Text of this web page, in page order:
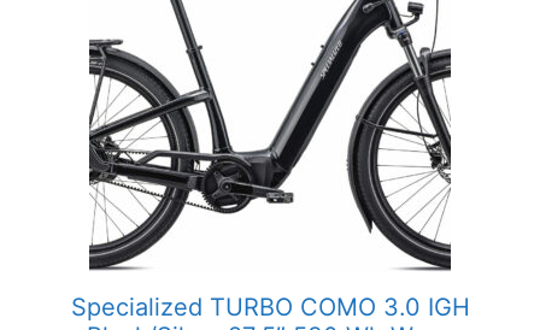
Specialized TURBO COMO 3.0 IGH